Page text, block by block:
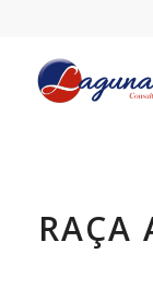
RAÇA